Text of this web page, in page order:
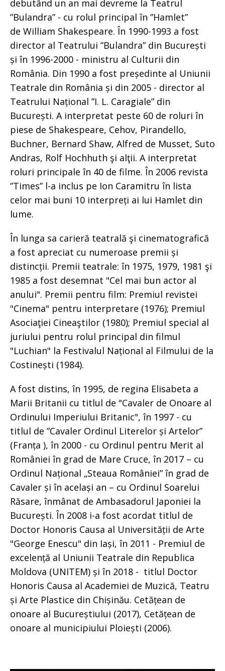
debutând un an mai devreme la Teatrul
”Bulandra” - cu rolul principal în ”Hamlet”
de William Shakespeare. În 1990-1993 a fost
director al Teatrului ”Bulandra” din București
și în 1996-2000 - ministru al Culturii din
România. Din 1990 a fost președinte al Uniunii
Teatrale din România și din 2005 - director al
Teatrului Național ”I. L. Caragiale” din
București. A interpretat peste 60 de roluri în
piese de Shakespeare, Cehov, Pirandello,
Buchner, Bernard Shaw, Alfred de Musset, Suto
Andras, Rolf Hochhuth şi alţii. A interpretat
roluri principale în 40 de filme. În 2006 revista
”Times” l-a inclus pe Ion Caramitru în lista
celor mai buni 10 interpreți ai lui Hamlet din
lume.
În lunga sa carieră teatrală şi cinematografică
a fost apreciat cu numeroase premii și
distincții. Premii teatrale: în 1975, 1979, 1981 şi
1985 a fost desemnat "Cel mai bun actor al
anului". Premii pentru film: Premiul revistei
"Cinema" pentru interpretare (1976); Premiul
Asociaţiei Cineaştilor (1980); Premiul special al
juriului pentru rolul principal din filmul
"Luchian" la Festivalul Național al Filmului de la
Costinești (1984).
A fost distins, în 1995, de regina Elisabeta a
Marii Britanii cu titlul de "Cavaler de Onoare al
Ordinului Imperiului Britanic", în 1997 - cu
titlul de ”Cavaler Ordinul Literelor și Artelor”
(Franța ), în 2000 - cu Ordinul pentru Merit al
României în grad de Mare Cruce, în 2017 – cu
Ordinul Național „Steaua României” în grad de
Cavaler și în același an – cu Ordinul Soarelui
Răsare, înmânat de Ambasadorul Japoniei la
București. În 2008 i-a fost acordat titlul de
Doctor Honoris Causa al Universității de Arte
"George Enescu" din Iași, în 2011 - Premiul de
excelență al Uniunii Teatrale din Republica
Moldova (UNITEM) și în 2018 - titlul Doctor
Honoris Causa al Academiei de Muzică, Teatru
și Arte Plastice din Chișinău. Cetățean de
onoare al Bucureștiului (2017), Cetățean de
onoare al municipiului Ploiești (2006).